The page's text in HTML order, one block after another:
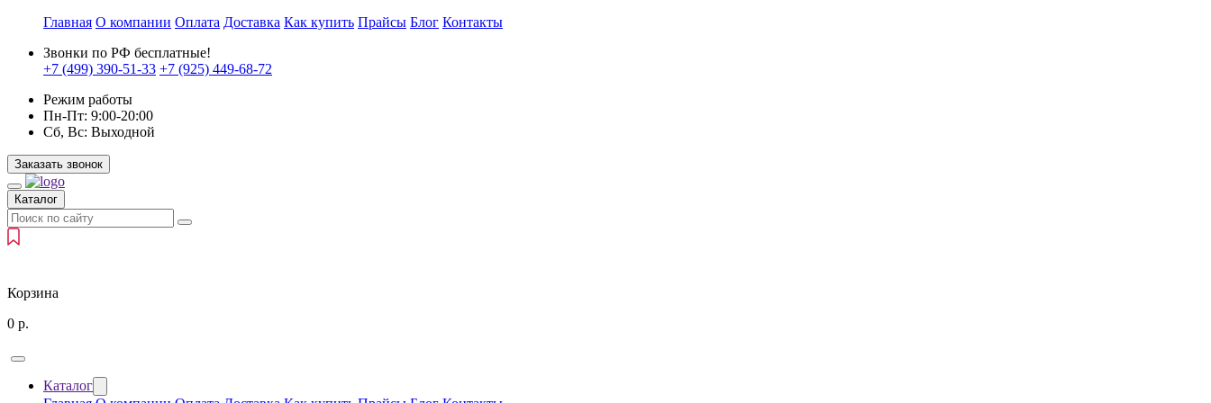
Главная О компании Оплата Доставка Как купить Прайсы Блог Контакты
Звонки по РФ бесплатные!
+7 (499) 390-51-33 +7 (925) 449-68-72
Режим работы
Пн-Пт: 9:00-20:00
Сб, Вс: Выходной
Заказать звонок
Каталог
Корзина
0 р.
Каталог